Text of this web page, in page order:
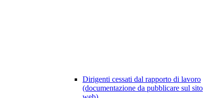
Dirigenti cessati dal rapporto di lavoro
(documentazione da pubblicare sul sito